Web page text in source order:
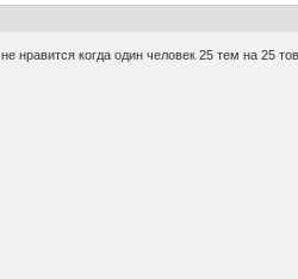
нравится когда один человек 25 тем на 25